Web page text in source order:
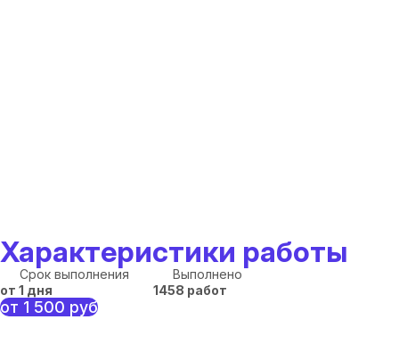
Характеристики работы
Срок выполнения
от 1 дня
Выполнено
1458 работ
от 1 500 руб